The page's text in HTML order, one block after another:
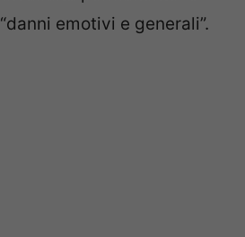
emotivi e generali”.